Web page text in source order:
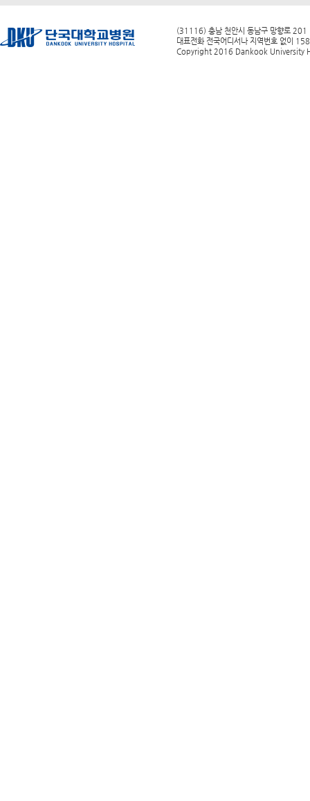
(31116) 충남 천안시 동남구 망향로 201
대표전화 전국어디서나 지역번호 없이
Copyright 2016 Dankook University